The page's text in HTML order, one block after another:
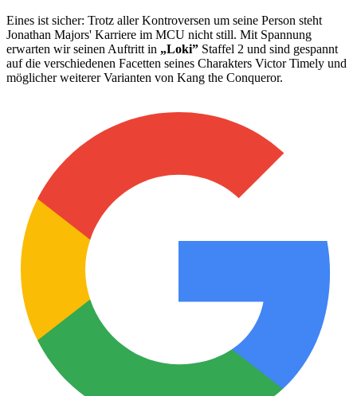
Eines ist sicher: Trotz aller Kontroversen um seine Person steht
Jonathan Majors' Karriere im MCU nicht still. Mit Spannung
erwarten wir seinen Auftritt in „Loki” Staffel 2 und sind gespannt
auf die verschiedenen Facetten seines Charakters Victor Timely und
möglicher weiterer Varianten von Kang the Conqueror.